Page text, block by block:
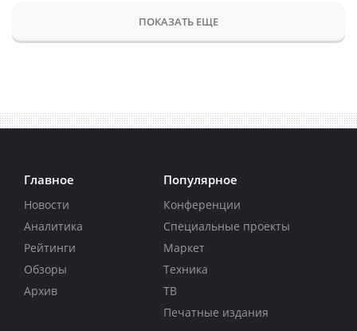
ПОКАЗАТЬ ЕЩЕ
Главное
Новости
Аналитика
Рейтинги
Обзоры
Архив
Популярное
Конференции
Специальные проекты
Маркет
Техника
ТВ
Печатные издания